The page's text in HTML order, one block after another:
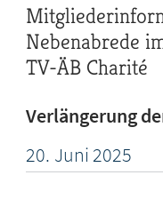
Nebenabrede
TV-ÄB Charité
Verlängerung
20. Juni2025